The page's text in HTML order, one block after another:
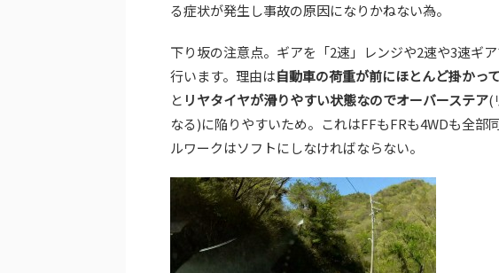
る症状が発生し事故の原因になりかねない為。
下り坂の注意点。ギアを「2速」レンジや2速や3速ギ
行います。理由は自動車の荷重が前にほとんど掛かっ
と リヤタイヤが滑りやすい状態なのでオーバーステア(
なる)に陥りやすいため。これはFFもFRも4WDも全部
ルワークはソフトにしなければならない。